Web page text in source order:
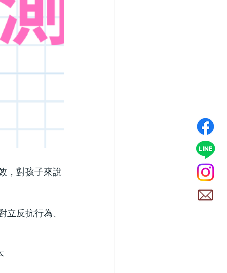
，對孩子來說
反抗行為、